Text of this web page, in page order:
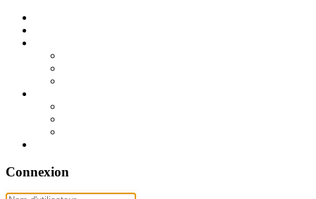
Connexion